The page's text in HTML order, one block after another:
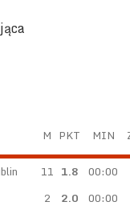
M PKT MIN
11 1.8 00:00
2 2.0 00:00